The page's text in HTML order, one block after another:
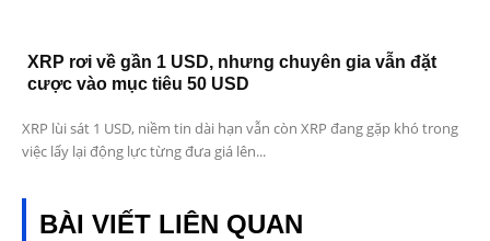
XRP rơi về gần 1 USD, nhưng chuyên gia vẫn đặt
cược vào mục tiêu 50 USD
XRP lùi sát 1 USD, niềm tin dài hạn vẫn còn XRP đang gặp khó trong
việc lấy lại động lực từng đưa giá lên...
BÀI VIẾT LIÊN QUAN